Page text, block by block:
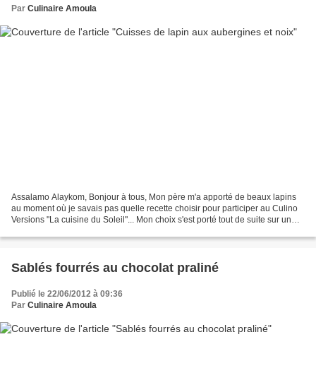
Par Culinaire Amoula
Assalamo Alaykom, Bonjour à tous, Mon père m'a apporté de beaux lapins
au moment où je savais pas quelle recette choisir pour participer au Culino
Versions "La cuisine du Soleil"... Mon choix s'est porté tout de suite sur un
Sablés fourrés au chocolat praliné
Publié le 22/06/2012 à 09:36
Par Culinaire Amoula